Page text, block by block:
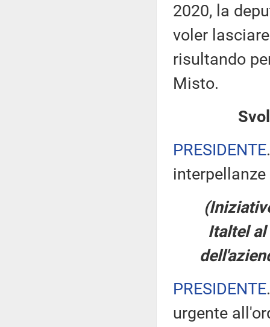
2020, la
voler
risultando
Misto.
PRESIDENTE
Italtel
PRESIDENTE
urgente